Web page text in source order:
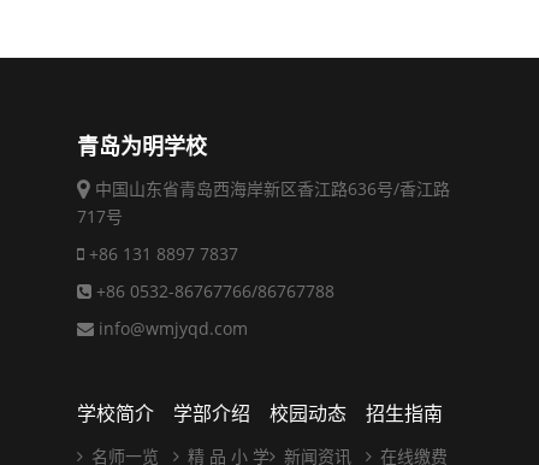
青岛为明学校
中国山东省青岛西海岸新区香江路636号/香江路
717号
+86 131 8897 7837
+86 0532-86767766/86767788
info@wmjyqd.com
学校简介
名师一览
学部介绍
精 品 小 学
校园动态
新闻资讯
招生指南
在线缴费